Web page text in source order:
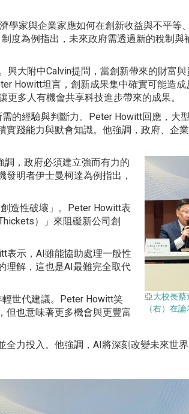
學家與企業家應如何在創新收益與不平等
度為例指出，未來政府需透過新的稅制與
興大附中Calvin提問，當創新帶來的財富
Howitt坦言，創新成果集中確實可能造
多人有機會共享科技進步帶來的成果。
的經驗與判斷力。Peter Howitt回應，大
踐能力與默會知識。他強調，政府、企
亞大校長
（右）在
，政府必須建立強而有力的
明者伊士曼柯達為例指出，
造性破壞」。Peter Howitt表
）」來阻礙新公司創
表示，AI雖能協助處理一般性
理解，這也是AI最難完全取代
世代建議。Peter Howitt笑
但也意味著更多機會與更豐富
力投入。他強調，AI將深刻改變未來世